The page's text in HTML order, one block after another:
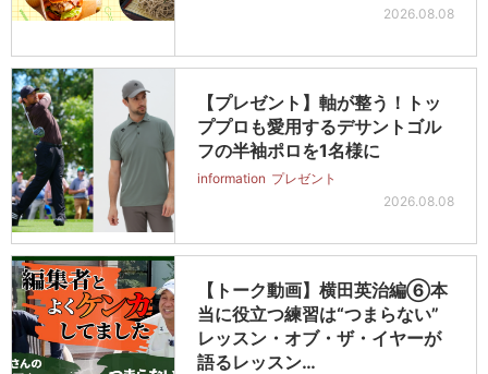
2026.08.08
【プレゼント】軸が整う！トッ
ププロも愛用するデサントゴル
フの半袖ポロを1名様に
information プレゼント
2026.08.08
【トーク動画】横田英治編⑥本
当に役立つ練習は“つまらない”
レッスン・オブ・ザ・イヤーが
語るレッスン…